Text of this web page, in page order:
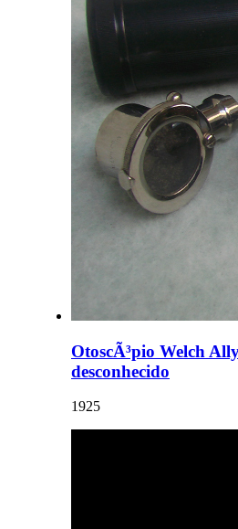
OtoscÃ³pio Welch
desconhecido
1925